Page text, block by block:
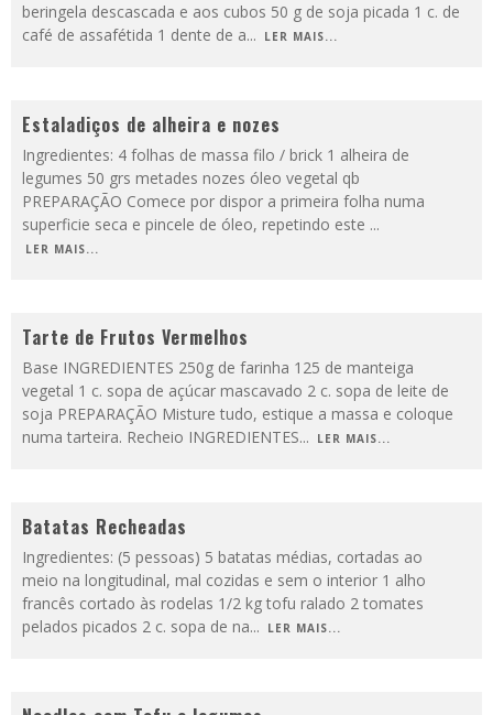
beringela descascada e aos cubos 50 g de soja picada 1 c. de
café de assafétida 1 dente de a... LER MAIS...
Estaladiços de alheira e nozes
Ingredientes: 4 folhas de massa filo / brick 1 alheira de
legumes 50 grs metades nozes óleo vegetal qb
PREPARAÇÃO Comece por dispor a primeira folha numa
superficie seca e pincele de óleo, repetindo este ...
LER MAIS...
Tarte de Frutos Vermelhos
Base INGREDIENTES 250g de farinha 125 de manteiga
vegetal 1 c. sopa de açúcar mascavado 2 c. sopa de leite de
soja PREPARAÇÃO Misture tudo, estique a massa e coloque
numa tarteira. Recheio INGREDIENTES... LER MAIS...
Batatas Recheadas
Ingredientes: (5 pessoas) 5 batatas médias, cortadas ao
meio na longitudinal, mal cozidas e sem o interior 1 alho
francês cortado às rodelas 1/2 kg tofu ralado 2 tomates
pelados picados 2 c. sopa de na... LER MAIS...